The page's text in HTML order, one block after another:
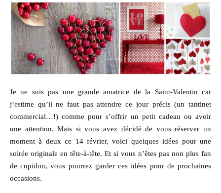
Je ne suis pas une grande amatrice de la Saint-Valentin car
j’estime qu’il ne faut pas attendre ce jour précis (un tantinet
commercial…!) comme pour s’offrir un petit cadeau ou avoir
une attention. Mais si vous avez décidé de vous réserver un
moment à deux ce 14 février, voici quelques idées pour une
soirée originale en tête-à-tête. Et si vous n’êtes pas non plus fan
de cupidon, vous pourrez garder ces idées pour de prochaines
occasions.